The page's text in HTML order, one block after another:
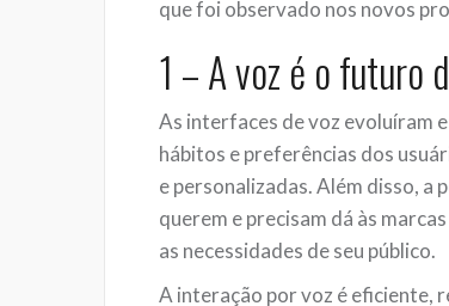
que foi observado nos novos
1 – A voz é o futuro
As interfaces de voz evoluíram
hábitos e preferências dos
e personalizadas. Além disso, a
querem e precisam dá às
as necessidades de seu público.
A interação por voz é eficiente,